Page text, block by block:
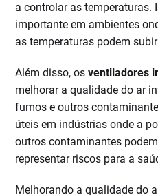
a controlar as temperaturas.
importante em ambientes
as temperaturas podem
Além disso, osventiladores
melhorar a qualidade do ar
fumos e outros
úteis em indústrias onde a
outros contaminantes
representar riscos para a
Melhorando a qualidade do